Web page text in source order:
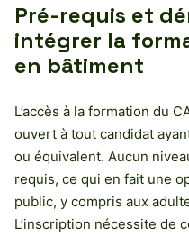
Pré-requis et
intégrer la
en bâtiment
L’accès à la formation du
ouvert à tout candidat
ou équivalent. Aucun
requis, ce qui en fait une
public, y compris aux
L’inscription nécessite de